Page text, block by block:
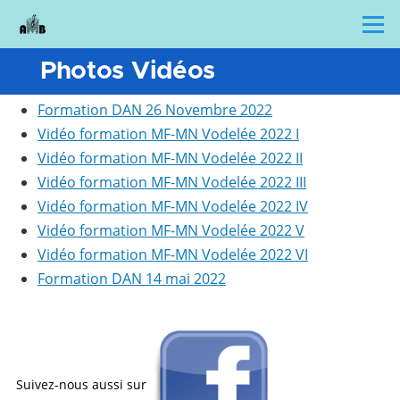
Skip to main content
Menu
Photos Vidéos
Formation DAN 26 Novembre 2022
Vidéo formation MF-MN Vodelée 2022 I
Vidéo formation MF-MN Vodelée 2022 II
Vidéo formation MF-MN Vodelée 2022 III
Vidéo formation MF-MN Vodelée 2022 IV
Vidéo formation MF-MN Vodelée 2022 V
Vidéo formation MF-MN Vodelée 2022 VI
Formation DAN 14 mai 2022
Suivez-nous aussi sur